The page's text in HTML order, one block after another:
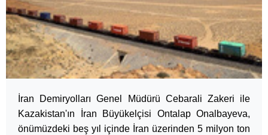
İran Demiryolları Genel Müdürü Cebarali Zakeri ile
Kazakistan'ın İran Büyükelçisi Ontalap Onalbayeva,
önümüzdeki beş yıl içinde İran üzerinden 5 milyon ton